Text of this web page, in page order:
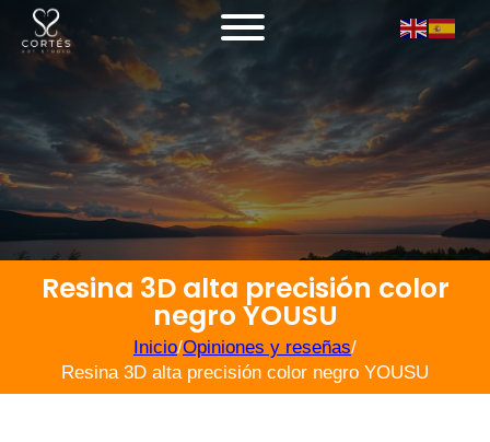
Resina 3D alta precisión color
negro YOUSU
Inicio/Opiniones y reseñas/
Resina 3D alta precisión color negro YOUSU